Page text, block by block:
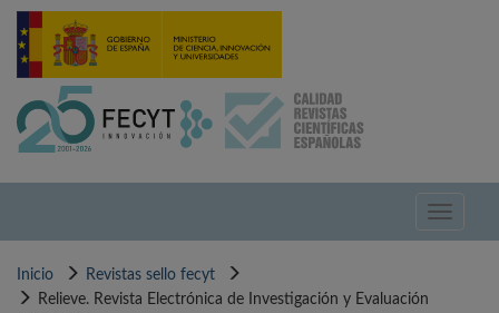
Pasar
contenido
Toggle
Inicio
Revistas sello fecyt
Relieve. Revista Electrónica de Investigación y Evaluación